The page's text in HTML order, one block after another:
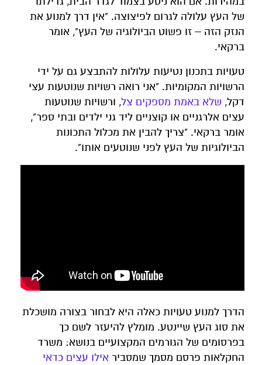
של העץ עלולה לגרום לפיצוצה. "אין דרך למנוע את
הנזק הזה – זו פשוט הביולוגיה של העץ", אומר
ברקאי.
טעויות בתכנון נטיעות עלולות להתבצע גם על ידי
הרשויות המקומיות. "אני רואה רשויות שנוטעות עצי
דקל, שלא באמת מספקים צל, ורשויות שנוטעות
עצים אלרגניים או קוצניים ליד גני ילדים ובתי ספר",
אומר ברקאי. "צריך להבין את מכלול התכונות
הביולוגיות של העץ לפני שנוטעים אותו".
הדרך למנוע טעויות כאלה היא לבחור בצורה מושכלת
את סוג העץ שיינטע. מומלץ להיעזר לשם כך
בפרסומים של הגורמים המקצועיים בנושא: משרד
החקלאות פרסם מסמך שמסביר אילו עצים כדאי